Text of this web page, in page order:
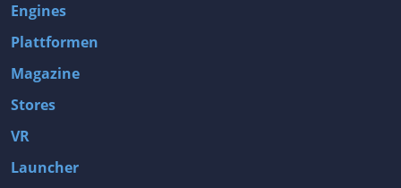
Engines
Plattformen
Magazine
Stores
VR
Launcher